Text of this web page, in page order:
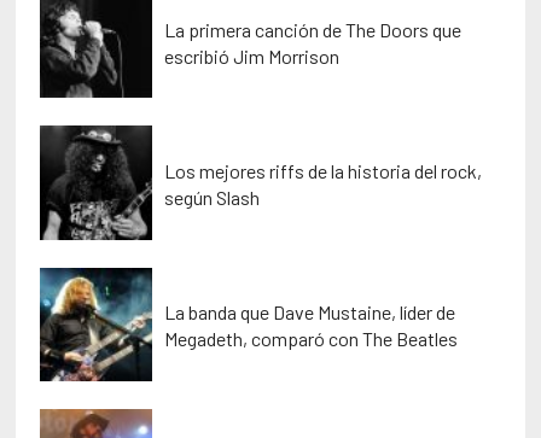
La primera canción de The Doors que
escribió Jim Morrison
Los mejores riffs de la historia del rock,
según Slash
La banda que Dave Mustaine, líder de
Megadeth, comparó con The Beatles